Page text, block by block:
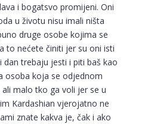
i bogatsvo promijeni. Oni
u životu nisu imali ništa
druge osobe kojima se
to nećete činiti jer su oni isti
dan trebaju jesti i piti baš kao
osoba koja se odjednom
malo tko ga voli jer se u
Kardashian vjerojatno ne
znate kakva je, čak i ako